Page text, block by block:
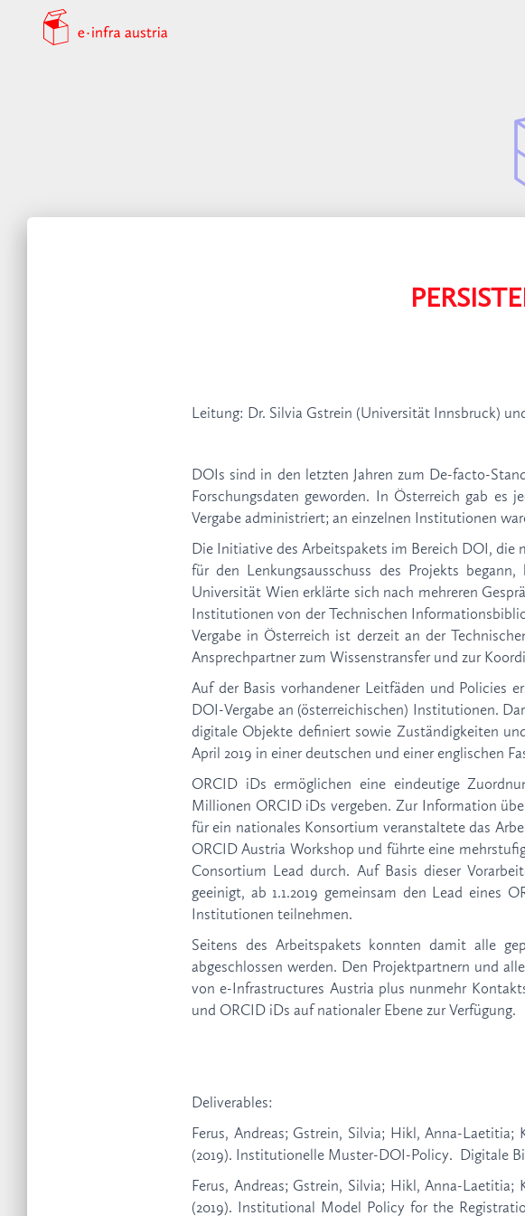
Leitung: Dr. Silvia Gstrein (Universität Innsbruck)
DOIs sind in den letzten Jahren zum De-facto-
Forschungsdaten geworden. In Österreich gab es
Vergabe administriert; an einzelnen Institutionen
Die Initiative des Arbeitspakets im Bereich DOI, die
für den Lenkungsausschuss des Projekts
Universität Wien erklärte sich nach mehreren
Institutionen von der Technischen
Vergabe in Österreich ist derzeit an der
Ansprechpartner zum Wissenstransfer und zur
Auf der Basis vorhandener Leitfäden und Policies
DOI-Vergabe an (österreichischen) Institutionen.
digitale Objekte definiert sowie Zuständigkeiten
April 2019 in einer deutschen und einer englischen
ORCID iDs ermöglichen eine eindeutige
Millionen ORCID iDs vergeben. Zur Information
für ein nationales Konsortium veranstaltete das
ORCID Austria Workshop und führte eine
Consortium Lead durch. Auf Basis dieser
geeinigt, ab 1.1.2019 gemeinsam den Lead eines
Institutionen teilnehmen.
Seitens des Arbeitspakets konnten damit alle
abgeschlossen werden. Den Projektpartnern und
von e-Infrastructures Austria plus nunmehr
und ORCID iDs auf nationaler Ebene zur Verfügung.
Deliverables:
Ferus, Andreas; Gstrein, Silvia; Hikl, Anna-
(2019). Institutionelle Muster-DOI-Policy. Digitale
Ferus, Andreas; Gstrein, Silvia; Hikl, Anna-
(2019). Institutional Model Policy for the